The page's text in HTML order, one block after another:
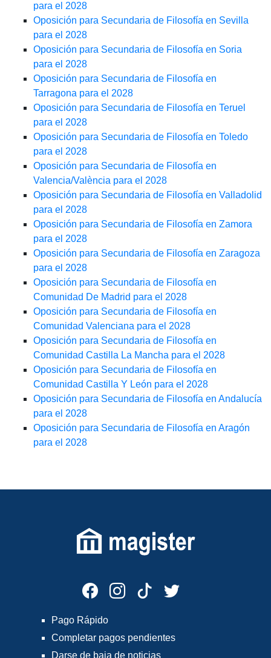
para el 2028
Oposición para Secundaria de Filosofía en Sevilla
para el 2028
Oposición para Secundaria de Filosofía en Soria
para el 2028
Oposición para Secundaria de Filosofía en
Tarragona para el 2028
Oposición para Secundaria de Filosofía en Teruel
para el 2028
Oposición para Secundaria de Filosofía en Toledo
para el 2028
Oposición para Secundaria de Filosofía en
Valencia/València para el 2028
Oposición para Secundaria de Filosofía en Valladolid
para el 2028
Oposición para Secundaria de Filosofía en Zamora
para el 2028
Oposición para Secundaria de Filosofía en Zaragoza
para el 2028
Oposición para Secundaria de Filosofía en
Comunidad De Madrid para el 2028
Oposición para Secundaria de Filosofía en
Comunidad Valenciana para el 2028
Oposición para Secundaria de Filosofía en
Comunidad Castilla La Mancha para el 2028
Oposición para Secundaria de Filosofía en
Comunidad Castilla Y León para el 2028
Oposición para Secundaria de Filosofía en Andalucía
para el 2028
Oposición para Secundaria de Filosofía en Aragón
para el 2028
Pago Rápido
Completar pagos pendientes
Darse de baja de noticias